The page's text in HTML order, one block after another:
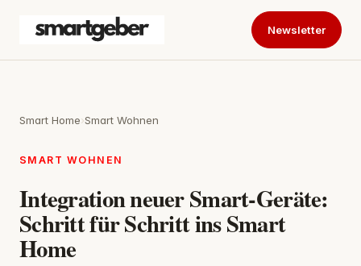
Newsletter
Smart Home›Smart Wohnen
SMART WOHNEN
Integration neuer Smart-Geräte:
Schritt für Schritt ins Smart
Home